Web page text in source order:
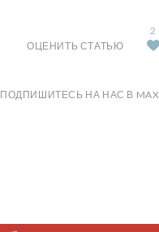
ОЦЕНИТЬ СТАТЬЮ
2
ПОДПИШИТЕСЬ НА НАС В MAX